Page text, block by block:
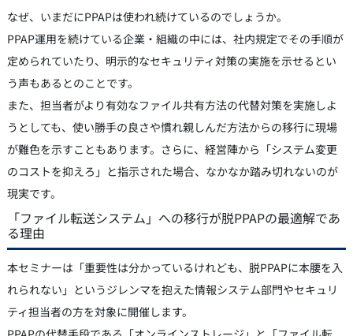
なぜ、いまだにPPAPは使われ続けているのでしょうか。
PPAP運用を続けている企業・組織の中には、社内規定でその手順が
定められていたり、明示的なセキュリティ対策の実施を示せるとい
う声もあるとのことです。
また、担当者がより有効なファイル共有方法の代替対策を実施しよ
うとしても、使い勝手の良さや慣れ親しんだ方法からの移行に現場
が難色を示すこともあります。さらに、経営陣から「システム変更
のコストを抑えろ」と指示された場合、なかなか踏み切れないのが
現実です。
「ファイル転送システム」への移行が脱PPAPの最適解であ
る理由
本セミナーは「重要性は分かっているけれども、脱PPAPに本腰を入
れられない」というジレンマを抱えた情報システム部門やセキュリ
ティ担当者の方を対象に開催します。